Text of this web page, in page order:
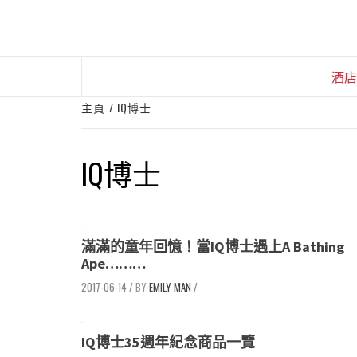
酒
主頁 IQ博士
IQ博士
滿滿的童年回憶！當IQ博士遇上A Bathing
Ape………
2017-06-14/ EMILY MAN /
IQ博士35週年紀念商品一覽